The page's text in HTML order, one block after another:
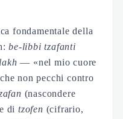
fondamentale della
be-libbi tzafanti
— «nel mio cuore
non pecchi contro
(nascondere
ditzofen (cifrario,